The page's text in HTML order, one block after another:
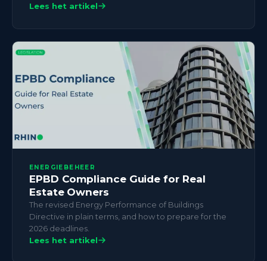
Lees het artikel
ENERGIEBEHEER
EPBD Compliance Guide for Real
Estate Owners
The revised Energy Performance of Buildings
Directive in plain terms, and how to prepare for the
2026 deadlines.
Lees het artikel